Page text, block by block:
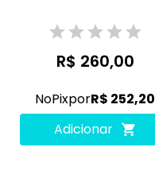
R$ 260,00
NoPixporR$ 252,20
Adicionar